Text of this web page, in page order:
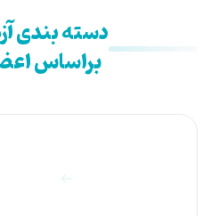
دسته بندی
براساس